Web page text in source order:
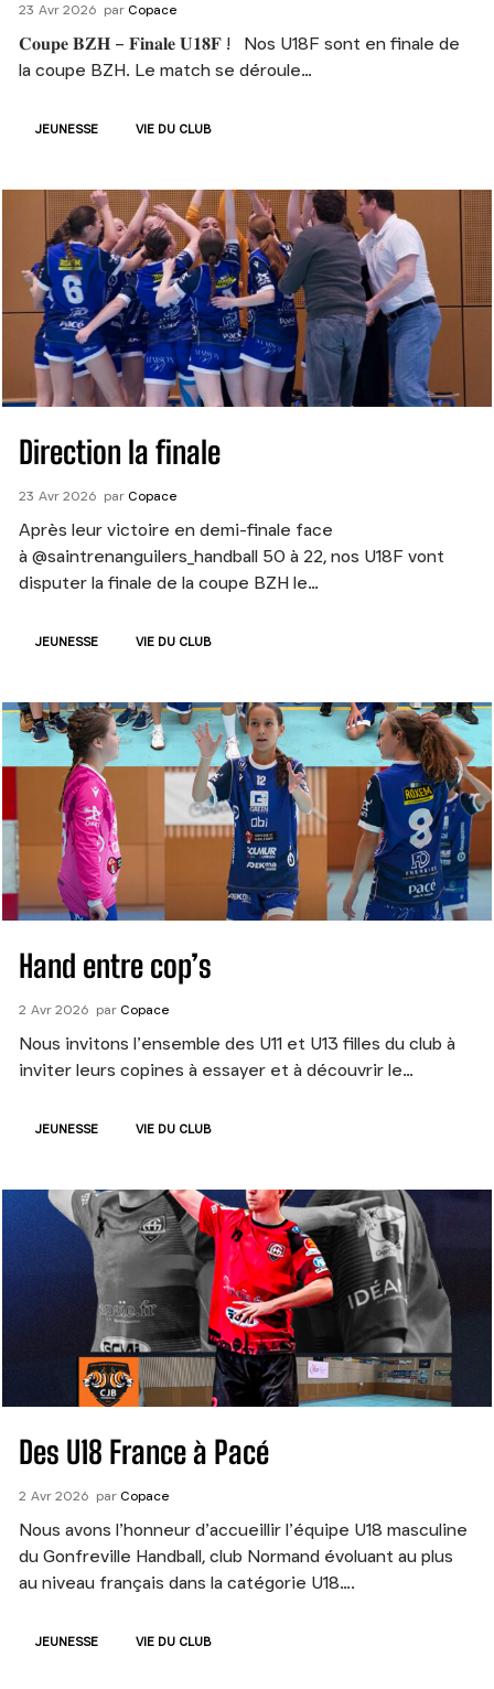
23 Avr 2026 par Copace
𝐂𝐨𝐮𝐩𝐞 𝐁𝐙𝐇 – 𝐅𝐢𝐧𝐚𝐥𝐞 𝐔𝟏𝟖𝐅 ! Nos U18F sont en finale de
la coupe BZH. Le match se déroule…
JEUNESSE VIE DU CLUB
Direction la finale
23 Avr 2026 par Copace
Après leur victoire en demi-finale face
à @saintrenanguilers_handball 50 à 22, nos U18F vont
disputer la finale de la coupe BZH le…
JEUNESSE VIE DU CLUB
Hand entre cop’s
2 Avr 2026 par Copace
Nous invitons l’ensemble des U11 et U13 filles du club à
inviter leurs copines à essayer et à découvrir le…
JEUNESSE VIE DU CLUB
Des U18 France à Pacé
2 Avr 2026 par Copace
Nous avons l’honneur d’accueillir l’équipe U18 masculine
du Gonfreville Handball, club Normand évoluant au plus
au niveau français dans la catégorie U18….
JEUNESSE VIE DU CLUB